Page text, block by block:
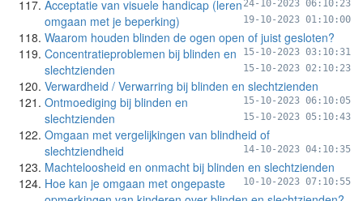
24-10-2023 06:10:23
Acceptatie van visuele handicap (leren
omgaan met je beperking)
19-10-2023 01:10:00
Waarom houden blinden de ogen open of juist gesloten?
15-10-2023 03:10:31
Concentratieproblemen bij blinden en
slechtzienden
15-10-2023 02:10:23
Verwardheid / Verwarring bij blinden en slechtzienden
15-10-2023 06:10:05
Ontmoediging bij blinden en
slechtzienden
15-10-2023 05:10:43
Omgaan met vergelijkingen van blindheid of
slechtziendheid
14-10-2023 04:10:35
Machteloosheid en onmacht bij blinden en slechtzienden
10-10-2023 07:10:55
Hoe kan je omgaan met ongepaste